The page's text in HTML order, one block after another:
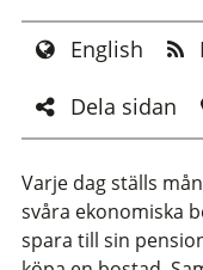
English
Dela sidan
Varje dag ställs
svåra ekonomiska
spara till sin